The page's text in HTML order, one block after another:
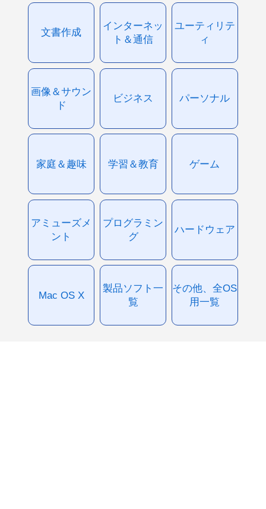
文書作成
インターネッ
ト＆通信
ユーティリテ
ィ
画像＆サウン
ド
ビジネス パーソナル
家庭＆趣味 学習＆教育 ゲーム
アミューズメ
ント
プログラミン
グ
ハードウェア
Mac OS X
製品ソフト一
覧
その他、全OS
用一覧